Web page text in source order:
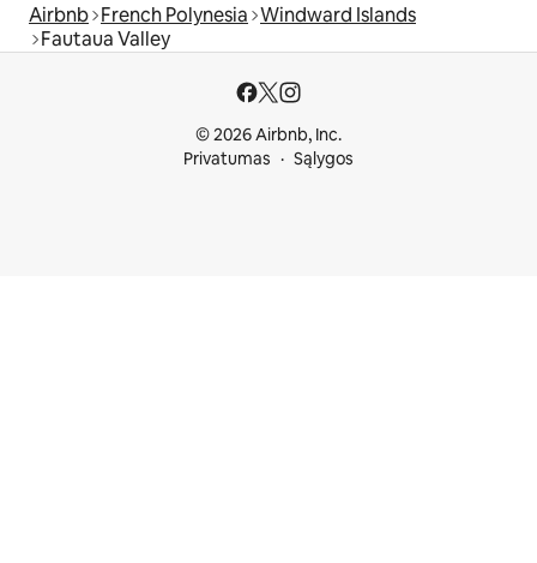
Airbnb French Polynesia Windward Islands
Fautaua Valley
© 2026 Airbnb, Inc.
Privatumas
Sąlygos